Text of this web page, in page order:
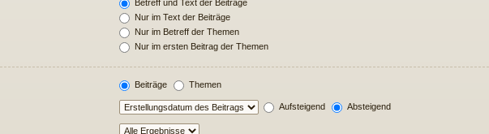
Betreff und Text der Beiträge
Nur im Text der Beiträge
Nur im Betreff der Themen
Nur im ersten Beitrag der Themen
Beiträge Themen
Aufsteigend Absteigend